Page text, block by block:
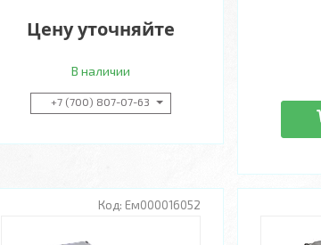
Цену уточняйте
В наличии
+7 (700) 807-07-63
Ем000016052